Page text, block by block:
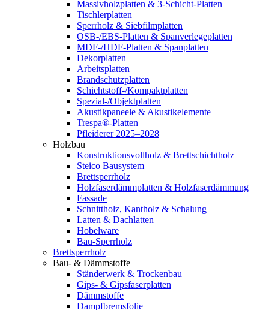
Massivholzplatten & 3-Schicht-Platten
Tischlerplatten
Sperrholz & Siebfilmplatten
OSB-/EBS-Platten & Spanverlegeplatten
MDF-/HDF-Platten & Spanplatten
Dekorplatten
Arbeitsplatten
Brandschutzplatten
Schichtstoff-/Kompaktplatten
Spezial-/Objektplatten
Akustikpaneele & Akustikelemente
Trespa®-Platten
Pfleiderer 2025–2028
Holzbau
Konstruktionsvollholz & Brettschichtholz
Steico Bausystem
Brettsperrholz
Holzfaserdämmplatten & Holzfaserdämmung
Fassade
Schnittholz, Kantholz & Schalung
Latten & Dachlatten
Hobelware
Bau-Sperrholz
Brettsperrholz
Bau- & Dämmstoffe
Ständerwerk & Trockenbau
Gips- & Gipsfaserplatten
Dämmstoffe
Dampfbremsfolie